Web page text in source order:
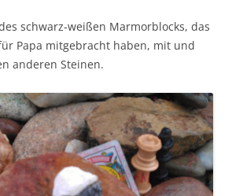
schwarz-weißen Marmorblocks, das
Papa mitgebracht haben, mit und
anderen Steinen.